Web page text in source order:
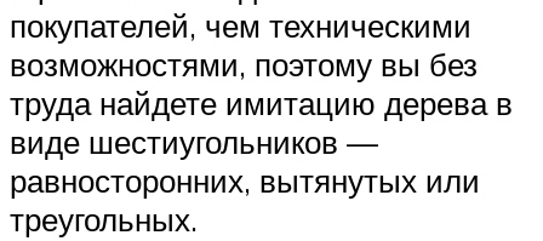
покупателей, чем техническими
возможностями, поэтому вы без
труда найдете имитацию дерева в
виде шестиугольников —
равносторонних, вытянутых или
треугольных.